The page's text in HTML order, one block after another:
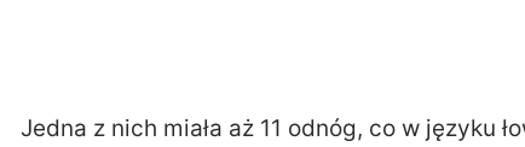
Jedna z nich miała aż 11 odnóg, co w języku